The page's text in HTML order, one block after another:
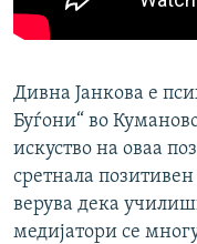
Дивна Јанкова е
Буѓони“ во
искуство на оваа
сретнала
верува дека
медијатори се